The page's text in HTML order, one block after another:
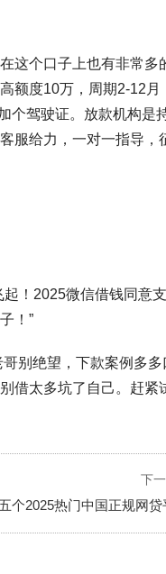
这个口子上也有非常多
额度10万，周期2-12月
个驾驶证。放款机构是
服给力，一对一指导，
！2025微信借钱同意
！”
别绝望，下款案例多多
借太多坑了自己。赶紧
下
个2025热门中国正规网贷